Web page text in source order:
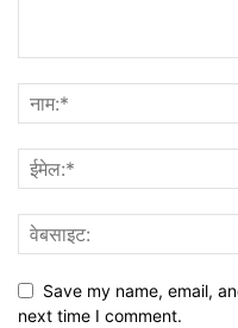
Save my name, email,
next time I comment.